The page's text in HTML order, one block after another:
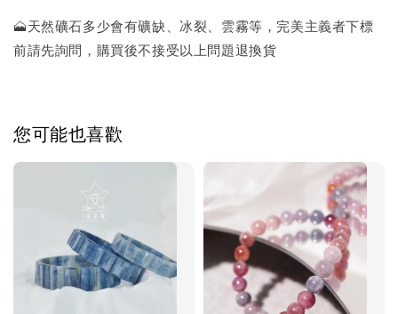
🗻天然礦石多少會有礦缺、冰裂、雲霧等，完美主義者下標
前請先詢問，購買後不接受以上問題退換貨
您可能也喜歡